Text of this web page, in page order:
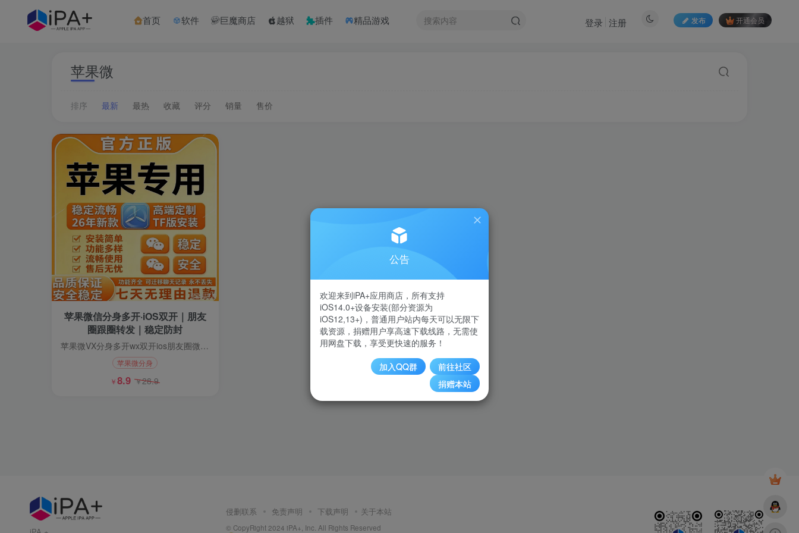
首页 软件 巨魔商店 越狱 插件 精品游戏 发布 开通会员
登录 注册
苹果微
排序 最新 最热 收藏 评分 销量 售价
苹果微信分身多开·iOS双开｜朋友
圈跟圈转发｜稳定防封
苹果微VX分身多开wx双开ios朋友圈微商信息转发跟圈稳定双开
苹果微分身
￥8.9 ￥28.9
侵删联系 免责声明 下载声明 关于本站
© CopyRight 2024 iPA+, Inc. All Rights Reserved
公告
欢迎来到iPA+应用商店，所有支持
iOS14.0+设备安装(部分资源为
iOS12,13+)，普通用户站内每天可以无限下
载资源，捐赠用户享高速下载线路，无需使
用网盘下载，享受更快速的服务！
加入QQ群
前往社区
捐赠本站